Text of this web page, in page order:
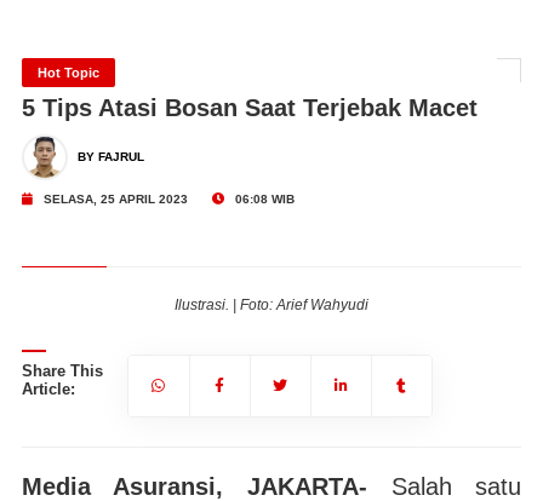
Hot Topic
5 Tips Atasi Bosan Saat Terjebak Macet
BY FAJRUL
SELASA, 25 APRIL 2023 06:08 WIB
Ilustrasi. | Foto: Arief Wahyudi
Share This
Article:
Media Asuransi, JAKARTA- Salah satu